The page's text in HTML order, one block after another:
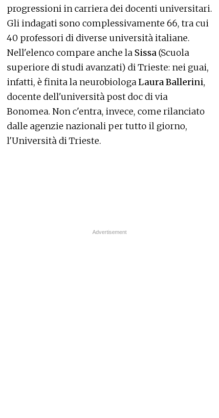
progressioni in carriera dei docenti universitari.
Gli indagati sono complessivamente 66, tra cui
40 professori di diverse università italiane.
Nell'elenco compare anche la Sissa (Scuola
superiore di studi avanzati) di Trieste: nei guai,
infatti, è finita la neurobiologa Laura Ballerini,
docente dell'università post doc di via
Bonomea. Non c'entra, invece, come rilanciato
dalle agenzie nazionali per tutto il giorno,
l'Università di Trieste.